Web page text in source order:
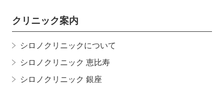
クリニック案内
シロノクリニックについて
シロノクリニック 恵比寿
シロノクリニック 銀座